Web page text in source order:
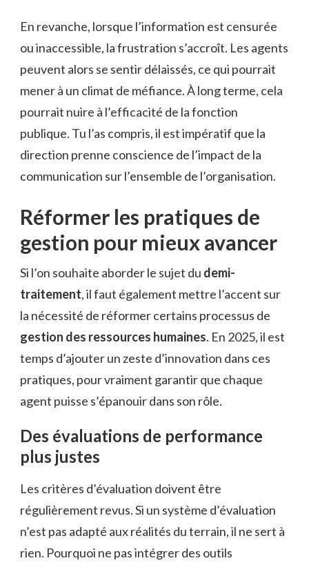
En revanche, lorsque l’information est censurée
ou inaccessible, la frustration s’accroît. Les agents
peuvent alors se sentir délaissés, ce qui pourrait
mener à un climat de méfiance. À long terme, cela
pourrait nuire à l’efficacité de la fonction
publique. Tu l’as compris, il est impératif que la
direction prenne conscience de l’impact de la
communication sur l’ensemble de l’organisation.
Réformer les pratiques de
gestion pour mieux avancer
Si l’on souhaite aborder le sujet du demi-
traitement, il faut également mettre l’accent sur
la nécessité de réformer certains processus de
gestion des ressources humaines. En 2025, il est
temps d’ajouter un zeste d’innovation dans ces
pratiques, pour vraiment garantir que chaque
agent puisse s’épanouir dans son rôle.
Des évaluations de performance
plus justes
Les critères d’évaluation doivent être
régulièrement revus. Si un système d’évaluation
n’est pas adapté aux réalités du terrain, il ne sert à
rien. Pourquoi ne pas intégrer des outils